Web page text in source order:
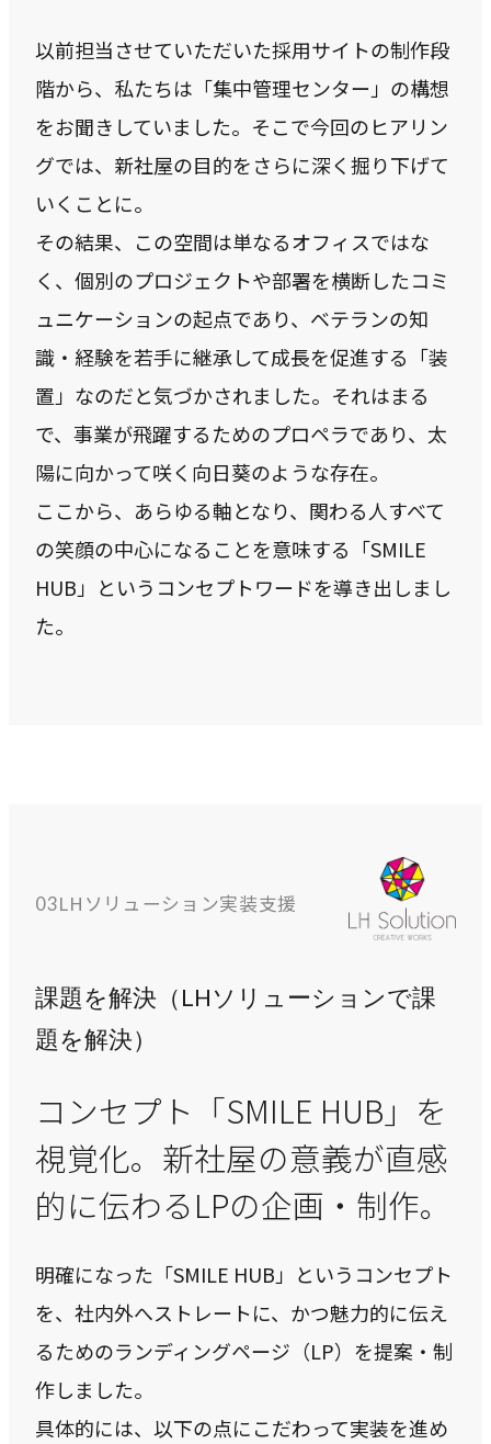
事例紹介
NEWS
お知らせ
BLOG
ブログ
CONTACT
お問い合わせ
以前担当させていただいた採用サイトの制作段
階から、私たちは「集中管理センター」の構想
をお聞きしていました。そこで今回のヒアリン
グでは、新社屋の目的をさらに深く掘り下げて
いくことに。
その結果、この空間は単なるオフィスではな
く、個別のプロジェクトや部署を横断したコミ
ュニケーションの起点であり、ベテランの知
識・経験を若手に継承して成長を促進する「装
置」なのだと気づかされました。それはまる
で、事業が飛躍するためのプロペラであり、太
陽に向かって咲く向日葵のような存在。
ここから、あらゆる軸となり、関わる人すべて
の笑顔の中心になることを意味する「SMILE
HUB」というコンセプトワードを導き出しまし
た。
03LHソリューション実装支援
課題を解決（LHソリューションで課
題を解決）
コンセプト「SMILE HUB」を
視覚化。新社屋の意義が直感
的に伝わるLPの企画・制作。
明確になった「SMILE HUB」というコンセプト
を、社内外へストレートに、かつ魅力的に伝え
るためのランディングページ（LP）を提案・制
作しました。
具体的には、以下の点にこだわって実装を進め